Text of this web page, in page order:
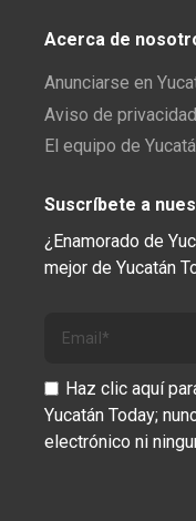
Acerca de
Anunciarse en
Aviso de privacidad
El equipo de
Suscríbete a
¿Enamorado de
mejor de Yucatán
Haz clic aquí
Yucatán Today;
electrónico ni